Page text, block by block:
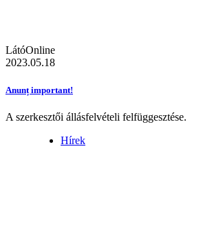
LátóOnline
2023.05.18
Anunț important!
A szerkesztői állásfelvételi felfüggesztése.
Hírek